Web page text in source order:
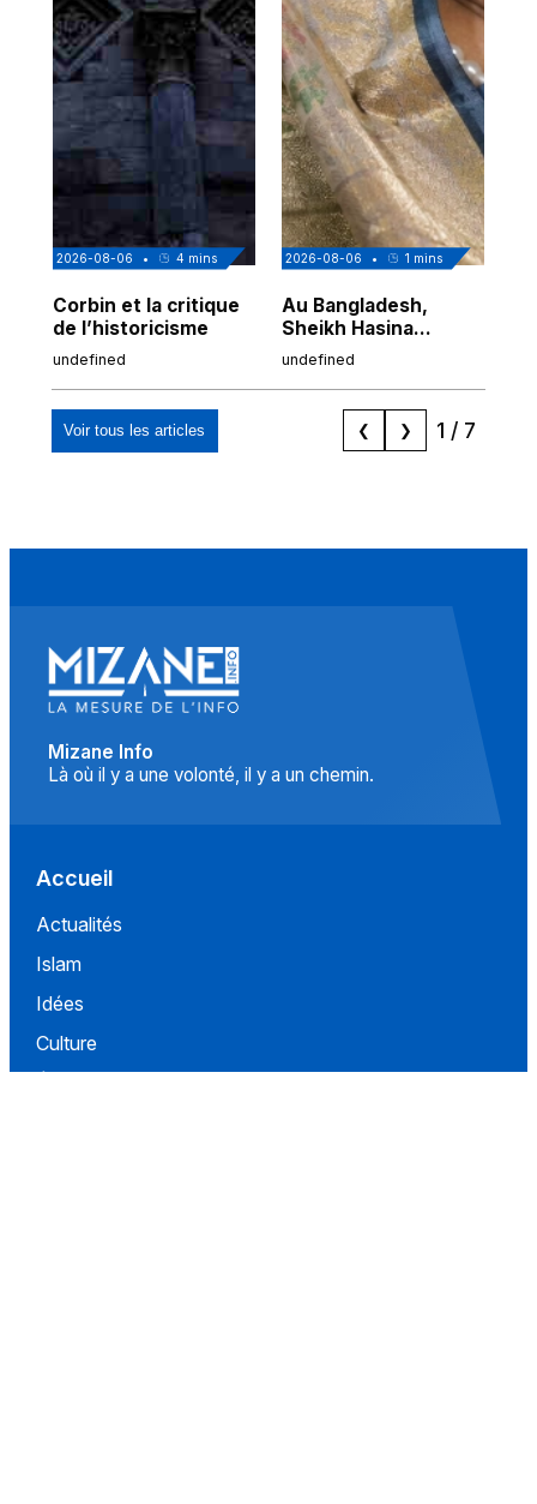
2026-08-06 • 4 mins
Corbin et la critique
de l’historicisme
undefined
2026-08-06 • 1 mins
Au Bangladesh,
Sheikh Hasina
prépare son retour
condamnation
undefined
Voir tous les articles ❮ ❯ 1 / 7
Mizane Info
Là où il y a une volonté, il y a un chemin.
Accueil
Actualités
Islam
Idées
Culture